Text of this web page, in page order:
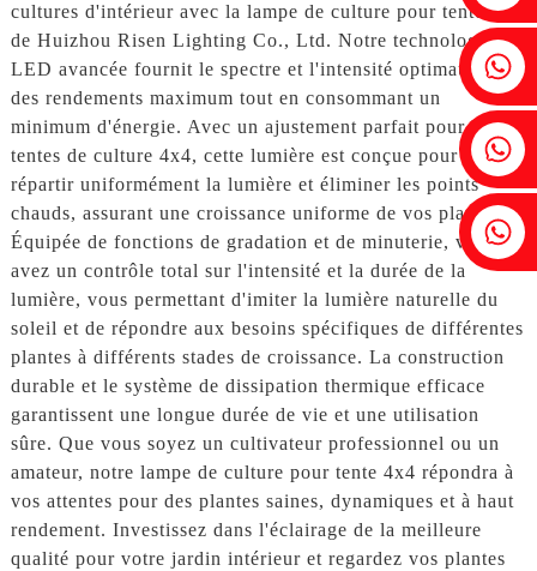
Fenia : +86 18607525299
Lierre : +86 18607522355
Tobin : +86 18818667168
cultures d'intérieur avec la lampe de culture pour tente 4x4
de Huizhou Risen Lighting Co., Ltd. Notre technologie
LED avancée fournit le spectre et l'intensité optimaux pour
des rendements maximum tout en consommant un
minimum d'énergie. Avec un ajustement parfait pour les
tentes de culture 4x4, cette lumière est conçue pour
répartir uniformément la lumière et éliminer les points
chauds, assurant une croissance uniforme de vos plantes.
Équipée de fonctions de gradation et de minuterie, vous
avez un contrôle total sur l'intensité et la durée de la
lumière, vous permettant d'imiter la lumière naturelle du
soleil et de répondre aux besoins spécifiques de différentes
plantes à différents stades de croissance. La construction
durable et le système de dissipation thermique efficace
garantissent une longue durée de vie et une utilisation
sûre. Que vous soyez un cultivateur professionnel ou un
amateur, notre lampe de culture pour tente 4x4 répondra à
vos attentes pour des plantes saines, dynamiques et à haut
rendement. Investissez dans l'éclairage de la meilleure
qualité pour votre jardin intérieur et regardez vos plantes